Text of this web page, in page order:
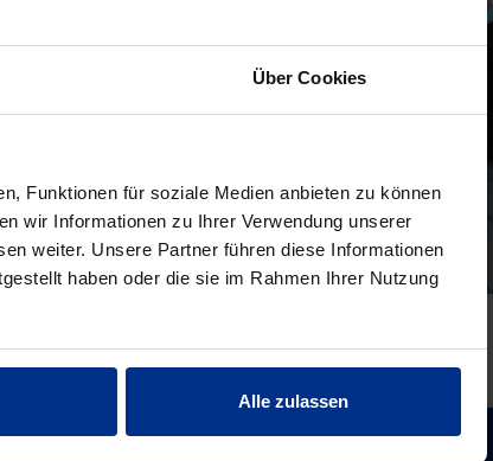
Über Cookies
Funktionen für soziale Medien anbieten zu können
wir Informationen zu Ihrer Verwendung unserer
weiter. Unsere Partner führen diese Informationen
haben oder die sie im Rahmen Ihrer Nutzung
Alle zulassen